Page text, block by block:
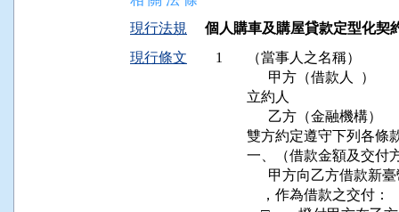
現行法規
個人購車及購屋貸款定型化契
現行條文
1
（當事人之名稱）
甲方
立
乙方
雙方約定遵
一、（借款金額及交付
甲方向乙方借款新臺
    ，作為借款之交付：